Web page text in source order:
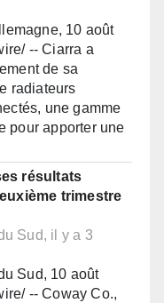
10 août
-- Ciarra a
de sa
radiateurs
une gamme
pour apporter une
résultats
trimestre
Sud, il y a 3
Sud, 10 août
-- Coway Co.,